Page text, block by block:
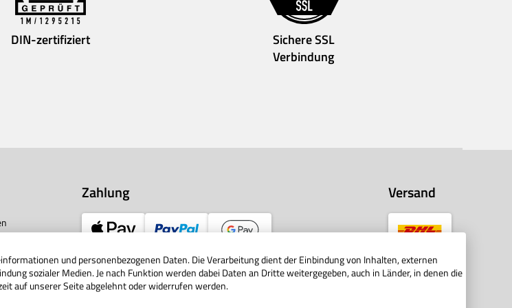
DIN-zertifiziert
Sichere SSL
Verbindung
Zahlung Versand
und personenbezogenen Daten. Die Verarbeitung dient der Einbindung von Inhalten, externen
sozialer Medien. Je nach Funktion werden dabei Daten an Dritte weitergegeben, auch in Länder, in denen die
auf unserer Seite abgelehnt oder widerrufen werden.